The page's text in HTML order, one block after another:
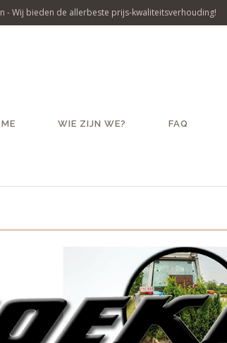
- Wij bieden de allerbeste prijs-kwaliteitsverhouding!
WIE ZIJN WE? FAQ